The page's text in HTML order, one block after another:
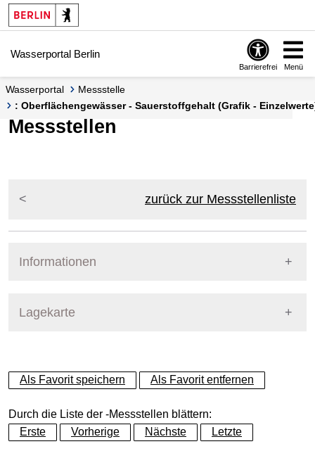
Springe zur Navigation
Springe zum Inhalt
Wasserportal Berlin
Barrierefrei Menü
Wasserportal
Messstelle
: Oberflächengewässer - Sauerstoffgehalt (Grafik -
Messstellen
zurück zur Messstellenliste
Informationen
Lagekarte
+
−
Als Favorit speichern Als Favorit entfernen
Durch die Liste der -Messstellen blättern:
Erste
Vorherige Nächste Letzte